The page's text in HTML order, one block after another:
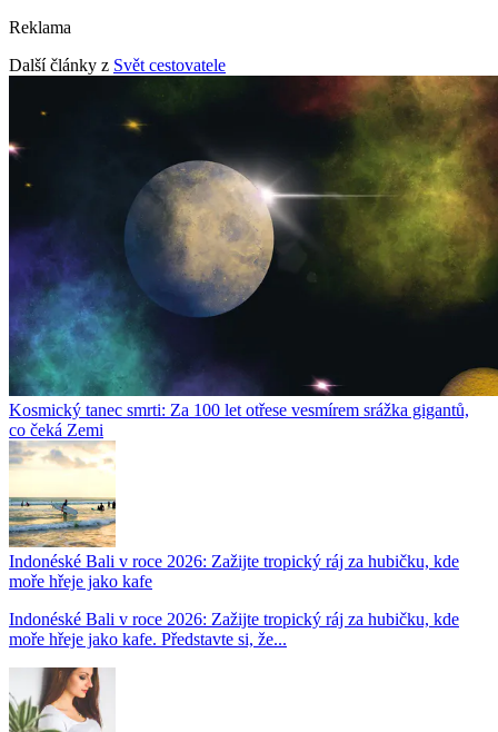
Reklama
Další články z Svět cestovatele
Kosmický tanec smrti: Za 100 let otřese vesmírem srážka gigantů,
co čeká Zemi
Indonéské Bali v roce 2026: Zažijte tropický ráj za hubičku, kde
moře hřeje jako kafe
Indonéské Bali v roce 2026: Zažijte tropický ráj za hubičku, kde
moře hřeje jako kafe. Představte si, že...